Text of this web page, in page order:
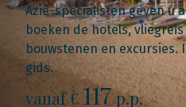
Azië-specialisten geven u
boeken de hotels,
bouwstenen en
gids.
vanaf €117p.p.